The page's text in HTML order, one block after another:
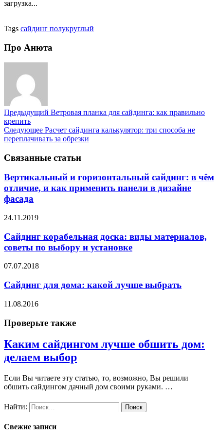
загрузка...
Tags сайдинг полукруглый
Про Анюта
Предыдущий Ветровая планка для сайдинга: как правильно
крепить
Следующее Расчет сайдинга калькулятор: три способа не
переплачивать за обрезки
Связанные статьи
Вертикальный и горизонтальный сайдинг: в чём
отличие, и как применить панели в дизайне
фасада
24.11.2019
Сайдинг корабельная доска: виды материалов,
советы по выбору и установке
07.07.2018
Сайдинг для дома: какой лучше выбрать
11.08.2016
Проверьте также
Каким сайдингом лучше обшить дом:
делаем выбор
Если Вы читаете эту статью, то, возможно, Вы решили
обшить сайдингом дачный дом своими руками. …
Найти:
Свежие записи